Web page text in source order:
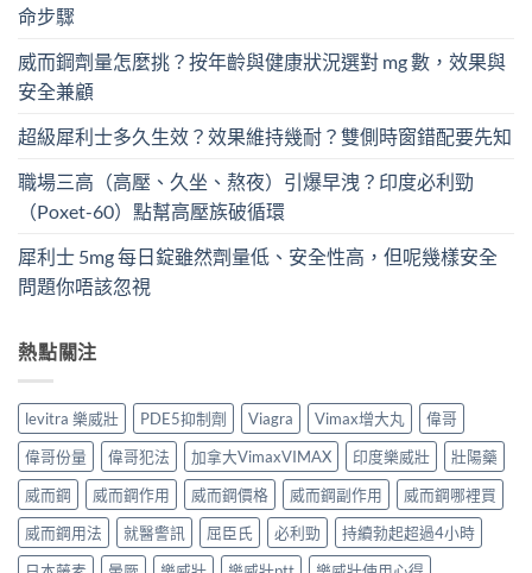
命步驟
威而鋼劑量怎麼挑？按年齡與健康狀況選對 mg 數，效果與
安全兼顧
超級犀利士多久生效？效果維持幾耐？雙側時窗錯配要先知
職場三高（高壓、久坐、熬夜）引爆早洩？印度必利勁
（Poxet-60）點幫高壓族破循環
犀利士 5mg 每日錠雖然劑量低、安全性高，但呢幾樣安全
問題你唔該忽視
熱點關注
levitra 樂威壯 PDE5抑制劑 Viagra Vimax增大丸
偉哥
偉哥份量
偉哥犯法 加拿大VimaxVIMAX 印度樂威壯
壯陽藥
威而鋼
威而鋼作用 威而鋼價格 威而鋼副作用
威而鋼哪裡買
威而鋼用法
就醫警訊 屈臣氏 必利勁
持續勃起超過4小時